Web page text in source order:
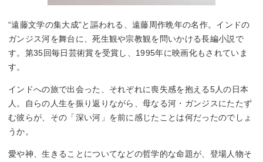
“遠藤文学の集大成”と謳われる、遠藤周作晩年の名作。インドの
ガンジス河を舞台に、死生観や宗教観を問いかける長編小説で
す。第35回毎日芸術賞を受賞し、1995年に映画化もされていま
す。
インドへの旅で出会った、それぞれに喪失感を抱える5人の日本
人。自らの人生を振り返りながら、母なる河・ガンジスにたたず
む彼らが、その「深い河」を前に感じたことは何だったのでしょ
うか。
愛や神、生きることについてなどの哲学的な命題が、登場人物そ